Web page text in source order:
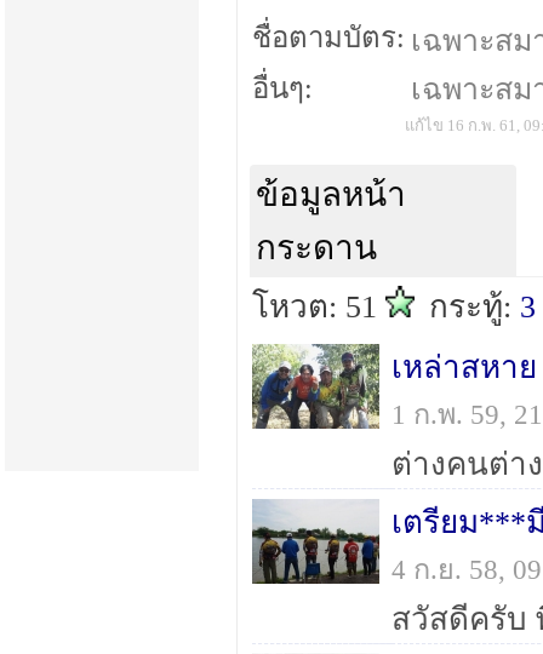
ชื่อตามบัตร: เฉพาะส
อื่นๆ: เฉพาะส
แก้ไข 16 ก.พ. 61,
ข้อมูลหน้า
กระดาน
โหวต: 51 กระทู้: 3
เหล่าสหา
1 ก.พ. 59,
เตรียม***
4 ก.ย. 58,